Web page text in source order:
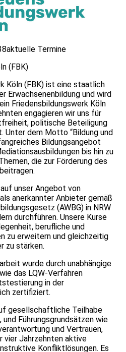
aktuelle Termine
(FBK)
Köln (FBK) ist eine staatlich
Erwachsenenbildung und wird
Friedensbildungswerk Köln
engagieren wir uns für
politische Beteiligung
Unter dem Motto “Bildung und
Bildungsangebot
bis hin zu
die zur Förderung des
unser Angebot von
anerkannter Anbieter gemäß
(AWBG) in NRW
durchführen. Unsere Kurse
berufliche und
zu erweitern und gleichzeitig
zu stärken.
wurde durch unabhängige
das LQW-Verfahren
in der
zertifiziert.
gesellschaftliche Teilhabe
Führungsgrundsätzen wie
und Vertrauen,
vier Jahrzehnten aktive
Konfliktlösungen. Es